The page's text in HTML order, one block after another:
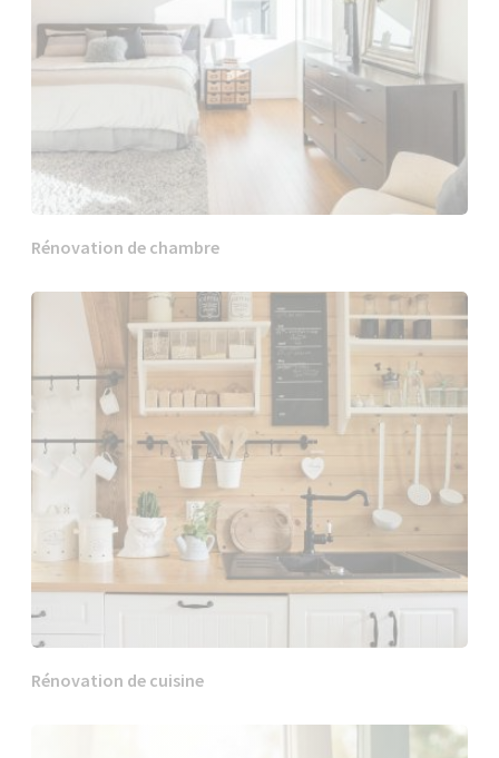
Rénovation de chambre
Rénovation de cuisine